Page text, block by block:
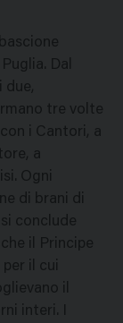
Dal
due,
tre volte
i Cantori, a
a
Ogni
di brani di
conclude
il Principe
il cui
il
interi. I